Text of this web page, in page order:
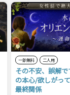
一部無料 二人用
その不安、誤解
の本心/欲しがっ
最終関係